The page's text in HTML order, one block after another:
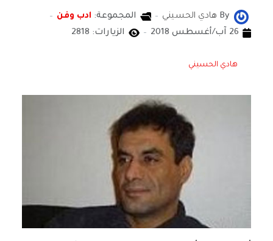
By هادي الحسيني المجموعة: ادب وفن
26 آب/أغسطس 2018
الزيارات: 2818
هادي الحسيني